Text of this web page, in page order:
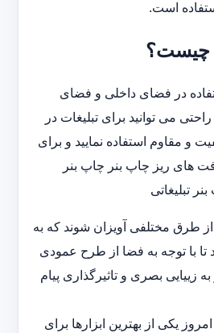
است.
چیست؟
در فضای داخلی و فضای
می توانید برای تبلیغات در
و مقاوم استفاده نمایید و برای
های ریز چاپ بنر چاپ بنر
تبلیغاتی
از طرق مختلفی آویزان شوند که به
تا با توجه به فضا از طرح عمودی
به زییایی بصری و تاثیرگذاری پیام
یکی از بهترین ابزارها برای